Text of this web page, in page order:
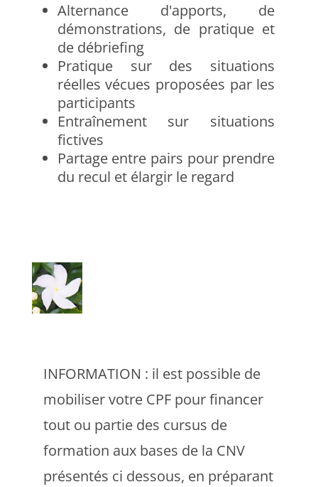
Alternance d'apports, de
démonstrations, de pratique et
de débriefing
Pratique sur des situations
réelles vécues proposées par les
participants
Entraînement sur situations
fictives
Partage entre pairs pour prendre
du recul et élargir le regard
INFORMATION : il est possible de
mobiliser votre CPF pour financer
tout ou partie des cursus de
formation aux bases de la CNV
présentés ci dessous, en préparant